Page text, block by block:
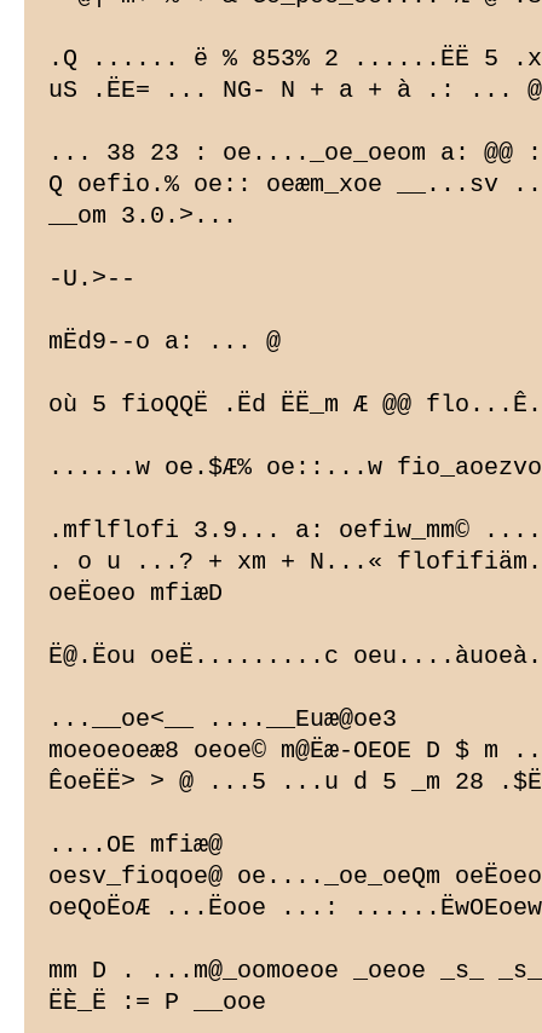
Euæ@oe3
moeoeoeæ8 oeoe© m@Ëæ-OEOE
ÊoeËË> > @ ...5 ...u d 5 _m 28
....OE mfiæ@
oesv_fioqoe@ oe...._oe_oeQm
oeQoËoÆ ...Ëooe ...: ......ËwOEoew
mm D . ...m@_oomoeoe _oeoe
ËÈ_Ë := P __ooe